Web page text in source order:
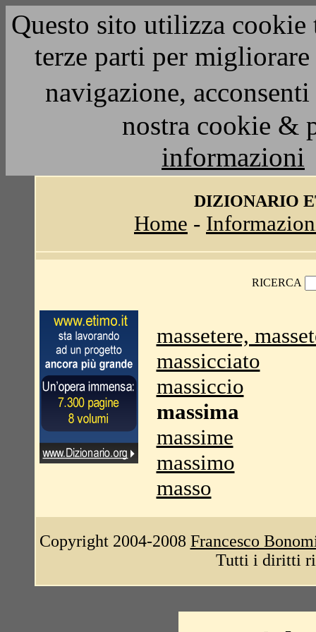
Questo sito utilizza
terze parti per
navigazione,
nostra cookie &
informazioni
DIZIONARIO
Home -
RICERCA
massetere,
massicciato
massiccio
massima
massime
massimo
masso
Copyright 2004-2008 Francesco
Tutti i diritti